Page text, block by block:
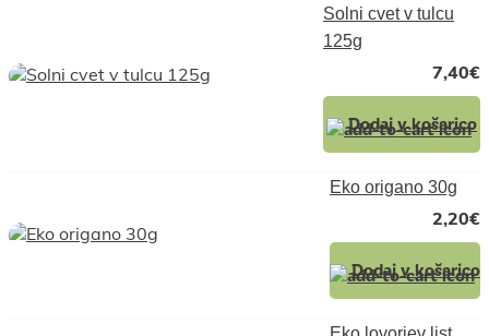
Solni cvet v tulcu
125g
7,40€
Dodaj v košarico
Eko origano 30g
2,20€
Dodaj v košarico